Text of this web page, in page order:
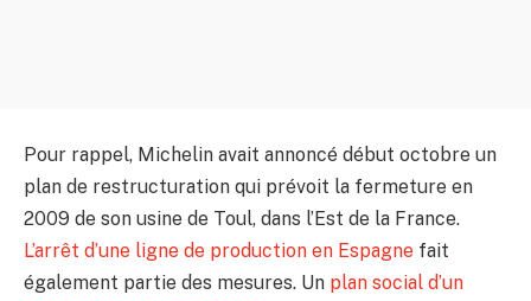
Pour rappel, Michelin avait annoncé début octobre un
plan de restructuration qui prévoit la fermeture en
2009 de son usine de Toul, dans l’Est de la France.
L’arrêt d’une ligne de production en Espagne fait
également partie des mesures. Un plan social d’un